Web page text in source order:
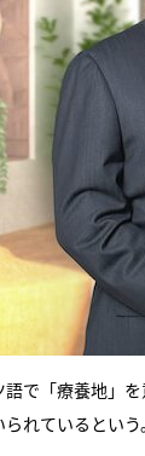
語で「療養地」
れているという。